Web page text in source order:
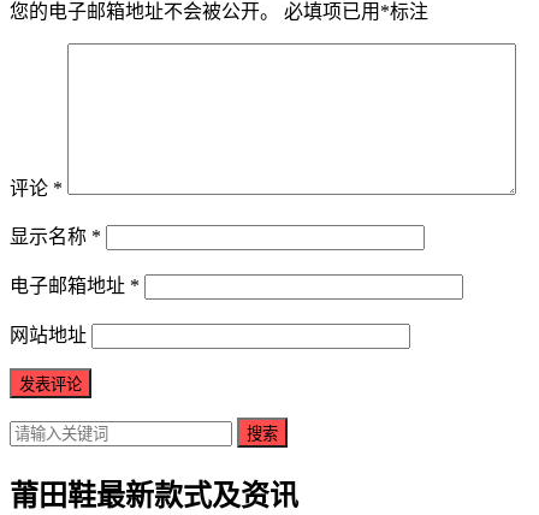
您的电子邮箱地址不会被公开。 必填项已用 *标注
评论 *
显示名称 *
电子邮箱地址 *
网站地址
搜索
莆田鞋最新款式及资讯